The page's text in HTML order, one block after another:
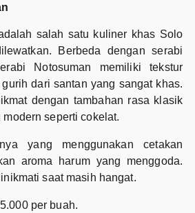
salah satu kuliner khas Solo
Berbeda dengan serabi
Notosuman memiliki tekstur
dari santan yang sangat khas.
dengan tambahan rasa klasik
seperti cokelat.
yang menggunakan cetakan
aroma harum yang menggoda.
saat masih hangat.
per buah.